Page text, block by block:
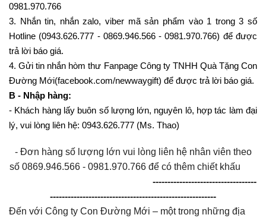
0981.970.766
3. Nhắn tin, nhắn zalo, viber mã sản phẩm vào 1 trong 3 số
Hotline (0943.626.777 - 0869.946.566 - 0981.970.766) để được
trả lời báo giá.
4. Gửi tin nhắn hòm thư Fanpage Công ty TNHH Quà Tặng Con
Đường Mới(facebook.com/newwaygift) để được trả lời báo giá.
B - Nhập hàng:
- Khách hàng lấy buôn số lượng lớn, nguyên lô, hợp tác làm đại
lý, vui lòng liên hệ: 0943.626.777 (Ms. Thao)
- Đơn hàng số lượng lớn vui lòng liên hệ nhân viên theo
số 0869.946.566 - 0981.970.766 để có thêm chiết khấu
-----------------------------------
--------------------------------------------------------
Đến với Công ty Con Đường Mới – một trong những địa